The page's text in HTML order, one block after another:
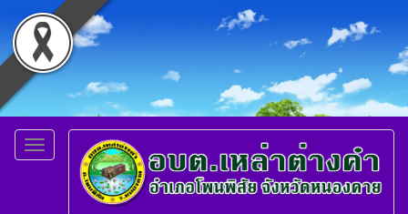
Toggle
navigation